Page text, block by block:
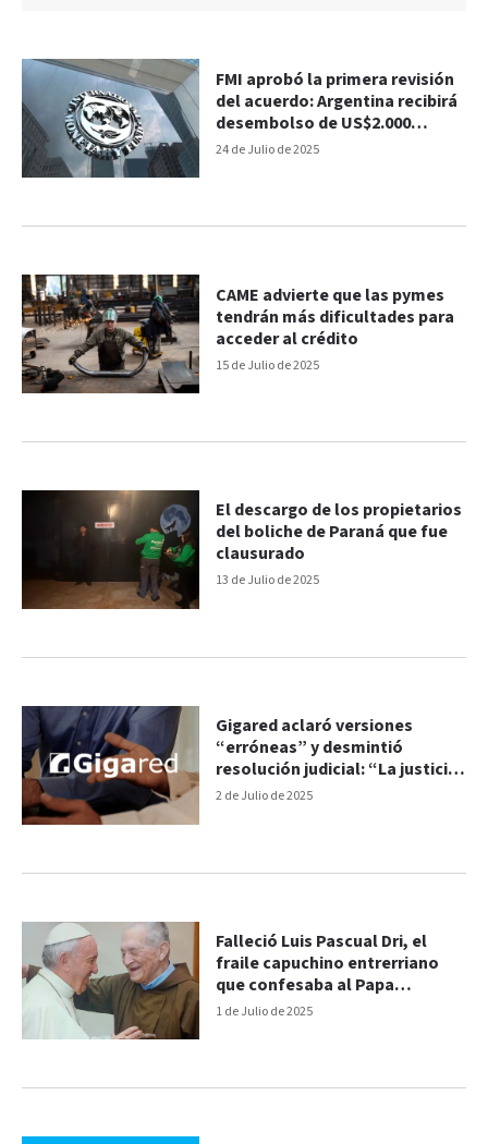
24 de Julio de 2025
FMI aprobó la primera revisión
del acuerdo: Argentina recibirá
desembolso de US$2.000
millones
15 de Julio de 2025
CAME advierte que las pymes
tendrán más dificultades para
acceder al crédito
13 de Julio de 2025
El descargo de los propietarios
del boliche de Paraná que fue
clausurado
2 de Julio de 2025
Gigared aclaró versiones
“erróneas” y desmintió
resolución judicial: “La justicia
no falló”
1 de Julio de 2025
Falleció Luis Pascual Dri, el
fraile capuchino entrerriano
que confesaba al Papa
Francisco